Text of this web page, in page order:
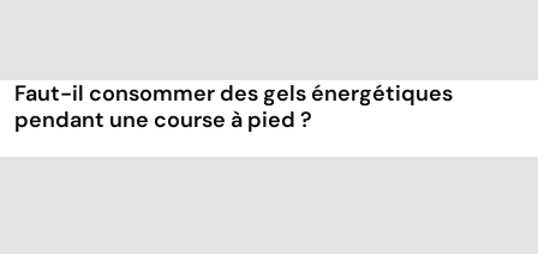
Faut-il consommer des gels énergétiques
pendant une course à pied ?